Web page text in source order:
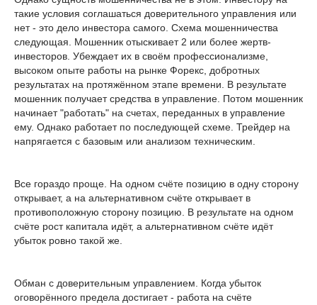
такие условия соглашаться доверительного управления или
нет - это дело инвестора самого. Схема мошенничества
следующая. Мошенник отыскивает 2 или более жертв-
инвесторов. Убеждает их в своём профессионализме,
высоком опыте работы на рынке Форекс, добротных
результатах на протяжённом этапе времени. В результате
мошенник получает средства в управление. Потом мошенник
начинает "работать" на счетах, переданных в управление
ему. Однако работает по последующей схеме. Трейдер на
напрягается с базовым или анализом техническим.
Все гораздо проще. На одном счёте позицию в одну сторону
открывает, а на альтернативном счёте открывает в
противоположную сторону позицию. В результате на одном
счёте рост капитала идёт, а альтернативном счёте идёт
убыток ровно такой же.
Обман с доверительным управлением. Когда убыток
оговорённого предела достигает - работа на счёте